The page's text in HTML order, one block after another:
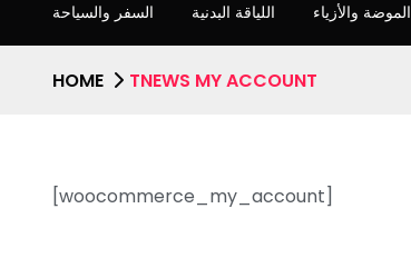
السفر والسياحة اللياقة البدنية الموضة والأزياء
HOME TNEWS MY ACCOUNT
[woocommerce_my_account]